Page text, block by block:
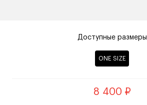
Доступные размеры
ONE SIZE
8 400 ₽